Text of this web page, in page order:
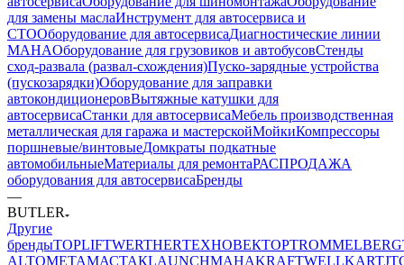
для замены маслаИнструмент для автосервиса и
СТООборудование для автосервисаДиагностические линии
MAHAОборудование для грузовиков и автобусовСтенды
сход-развала (развал-схождения)Пуско-зарядные устройства
(пускозарядки)Оборудование для заправки
автокондиционеровВытяжные катушки для
автосервисаСтанки для автосервисаМебель производственная
металлическая для гаража и мастерскойМойкиКомпрессоры
поршневые/винтовыеДомкраты подкатные
автомобильныеМатериалы для ремонтаРАСПРОДАЖА
оборудования для автосервисаБренды
—
BUTLER
Другие
брендыTOPLIFTWERTHERТЕХНОВЕКТОРTROMMELBERG
ALTOМЕТАМАСТАКLAUNCHMAHAKRAFTWELLKART